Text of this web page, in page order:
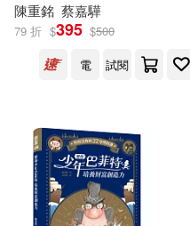
可菲律賓店取(34)
適合手機平板閱讀(8)
適合平板閱讀(2)
陳重銘 蔡嘉驊
79 折 $395 $500
電
試閱